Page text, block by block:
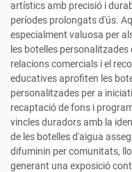
artístics amb precisió i
períodes prolongats d'ús.
especialment valuosa per
les botelles
relacions comercials i el
educatives aprofiten les
personalitzades per a
recaptació de fons i
vincles duradors amb la
de les botelles d'aigua
difuminin per comunitats,
generant una exposició